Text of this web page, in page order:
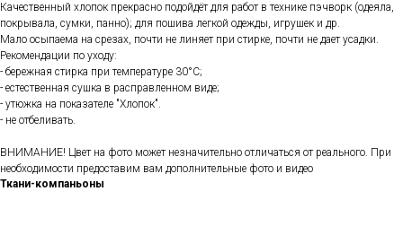
Качественный хлопок прекрасно подойдёт для работ в технике пэчворк (одеяла,
покрывала, сумки, панно); для пошива легкой одежды, игрушек и др.
Мало осыпаема на срезах, почти не линяет при стирке, почти не дает усадки.
Рекомендации по уходу:
- бережная стирка при температуре 30°С;
- естественная сушка в расправленном виде;
- утюжка на показателе "Хлопок".
- не отбеливать.
ВНИМАНИЕ! Цвет на фото может незначительно отличаться от реального. При
необходимости предоставим вам дополнительные фото и видео
Ткани-компаньоны